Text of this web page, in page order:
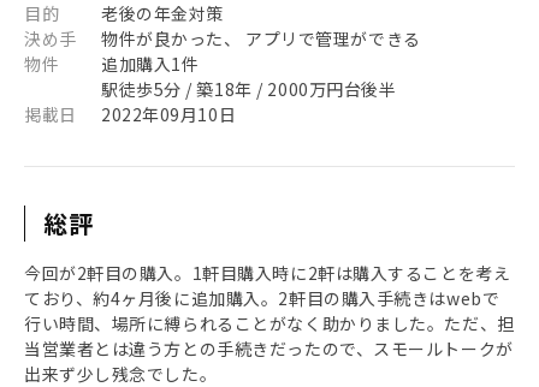
目的
老後の年金対策
決め手
物件が良かった、 アプリで管理ができる
物件
追加購入1件
駅徒歩5分 / 築18年 / 2000万円台後半
掲載日
2022年09月10日
総評
今回が2軒目の購入。1軒目購入時に2軒は購入することを考え
ており、約4ヶ月後に追加購入。2軒目の購入手続きはwebで
行い時間、場所に縛られることがなく助かりました。ただ、担
当営業者とは違う方との手続きだったので、スモールトークが
出来ず少し残念でした。